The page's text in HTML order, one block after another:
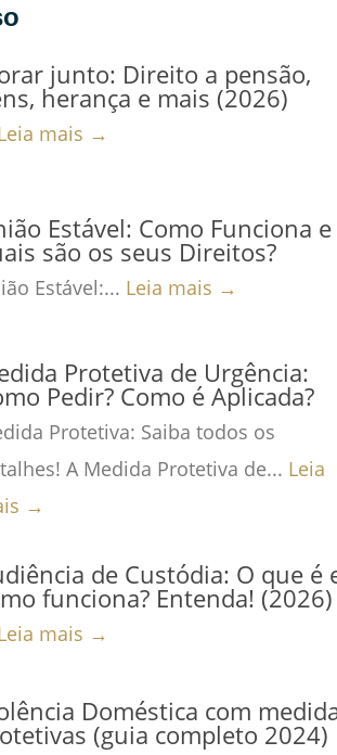
junto: Direito a pensão,
herança e mais (2026)
mais →
Estável: Como Funciona e
são os seus Direitos?
Estável:... Leia mais →
Protetiva de Urgência:
Pedir? Como é Aplicada?
Protetiva: Saiba todos os
A Medida Protetiva de... Leia
→
de Custódia: O que é
funciona? Entenda! (2026)
mais →
Doméstica com
(guia completo 2024)